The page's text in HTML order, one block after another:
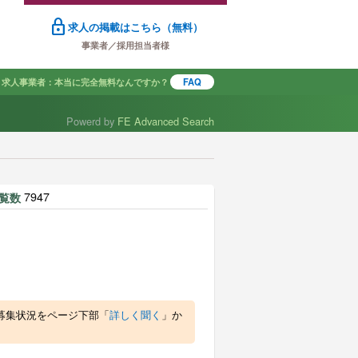
lock 求人の掲載はこちら（無料）
事業者／採用担当者様
求人事業者：本当に完全無料なんですか？ FAQ
Powerd by FE Advanced Search
数 7947
集状況をページ下部「詳しく聞く 」か